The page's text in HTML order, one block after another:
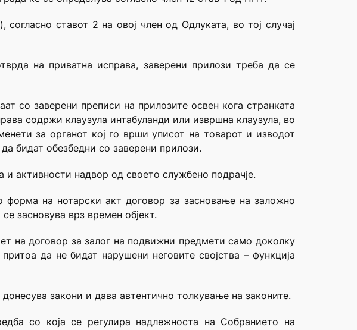
ставот 2 на овој член од Одлуката, во тој случај
на приватна исправа, заверени прилози треба да се
со заверени преписи на прилозите освен кога странката
содржи клаузула интабуланди или извршна клаузула, во
за органот кој го врши уписот на товарот и изводот
бидат обезбедни со заверени прилози.
и активности надвор од своето службено подрачје.
на нотарски акт договор за засновање на заложно
засновува врз времен објект.
на договор за залог на подвижни предмети само доколку
да не бидат нарушени неговите својства – функција
закони и дава автентично толкување на законите.
со која се регулира надлежноста на Собранието на